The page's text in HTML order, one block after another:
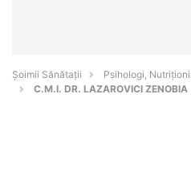
Şoimii Sănătații
Psihologi,
C.M.I. DR. LAZAROVICI ZENOBIA